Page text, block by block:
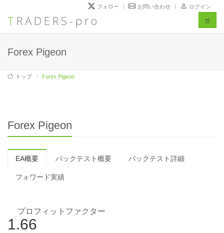
TRADERS-pro
フォロー お問い合わせ ログイン
Toggle
Forex Pigeon
トップ Forex Pigeon
Forex Pigeon
EA概要 バックテスト概要 バックテスト詳細
フォワード実績
プロフィットファクター
1.66